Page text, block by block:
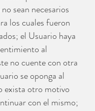
sean necesarios
los cuales fueron
el Usuario haya
al
no cuente con otra
se oponga al
exista otro motivo
con el mismo;